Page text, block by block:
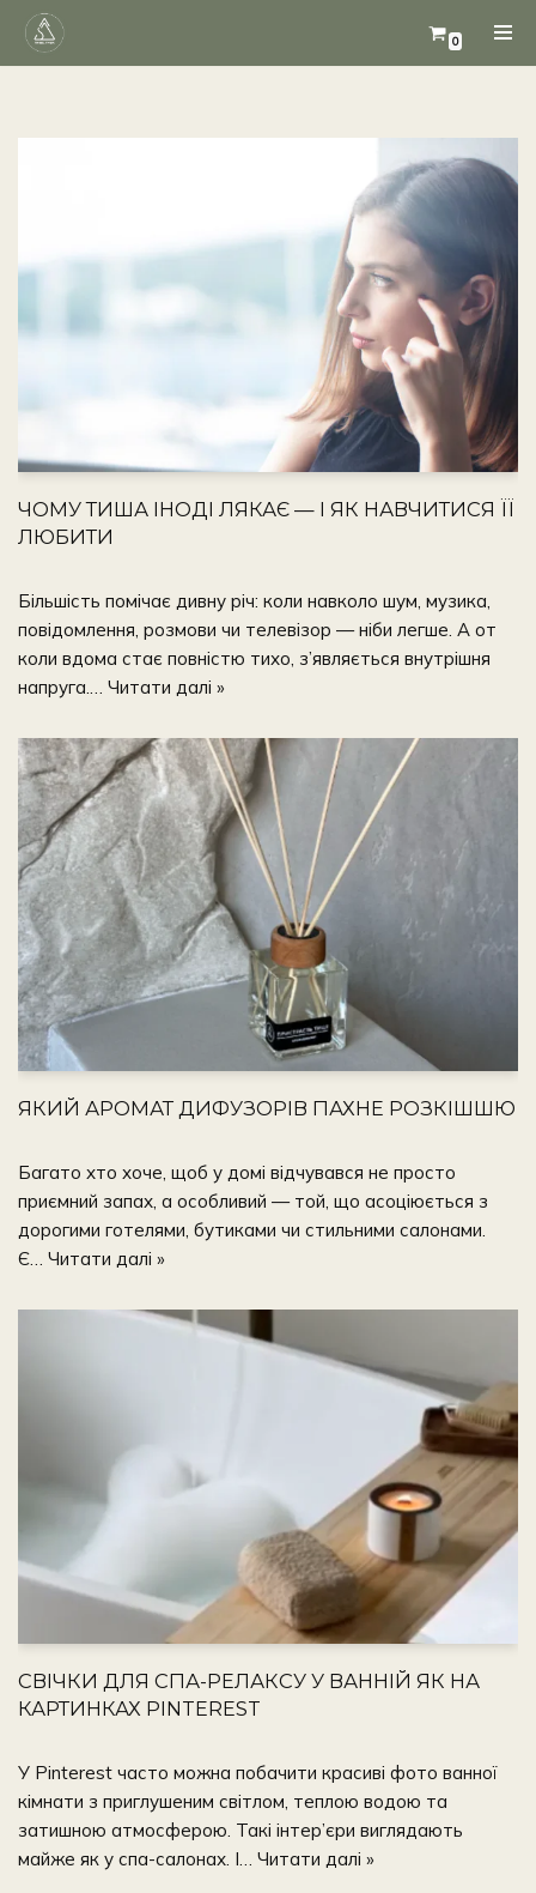
Перейти
0
ЧОМУ ТИША ІНОДІ ЛЯКАЄ — І ЯК НАВЧИТИСЯ ЇЇ
ЛЮБИТИ
Більшість помічає дивну річ: коли навколо шум, музика,
повідомлення, розмови чи телевізор — ніби легше. А от
коли вдома стає повністю тихо, з’являється внутрішня
напруга.… Читати далі »
ЯКИЙ АРОМАТ ДИФУЗОРІВ ПАХНЕ РОЗКІШШЮ
Багато хто хоче, щоб у домі відчувався не просто
приємний запах, а особливий — той, що асоціюється з
дорогими готелями, бутиками чи стильними салонами.
Є… Читати далі »
СВІЧКИ ДЛЯ СПА-РЕЛАКСУ У ВАННІЙ ЯК НА
КАРТИНКАХ PINTEREST
У Pinterest часто можна побачити красиві фото ванної
кімнати з приглушеним світлом, теплою водою та
затишною атмосферою. Такі інтер’єри виглядають
майже як у спа-салонах. І… Читати далі »